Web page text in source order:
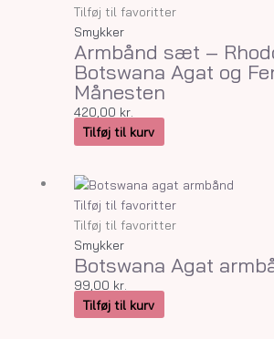
Tilføj til favoritter
Smykker
Armbånd sæt –
Botswana Agat og
Månesten
420,00 kr.
Tilføj til kurv
Tilføj til favoritter
Tilføj til favoritter
Smykker
Botswana Agat
99,00 kr.
Tilføj til kurv